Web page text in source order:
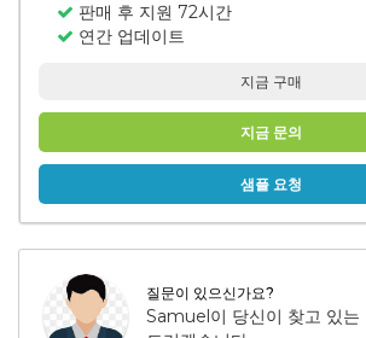
판매 후 지원 72시간
연간 업데이트
지금 구매
지금 문의
샘플 요청
질문이 있으신가요?
Samuel이 당신이 찾고 있는